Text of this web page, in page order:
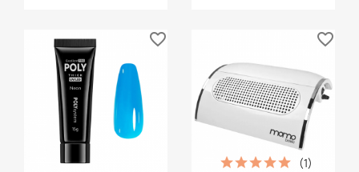
favorite_border
(1)
favorite_border